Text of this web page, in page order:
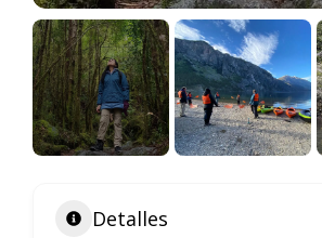
Detalles